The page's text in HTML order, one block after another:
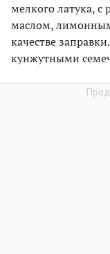
мелкого латука,
маслом,
качестве
кунжутными